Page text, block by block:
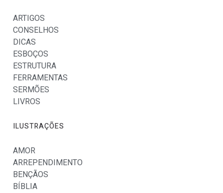
ARTIGOS
CONSELHOS
DICAS
ESBOÇOS
ESTRUTURA
FERRAMENTAS
SERMÕES
LIVROS
ILUSTRAÇÕES
AMOR
ARREPENDIMENTO
BENÇÃOS
BÍBLIA